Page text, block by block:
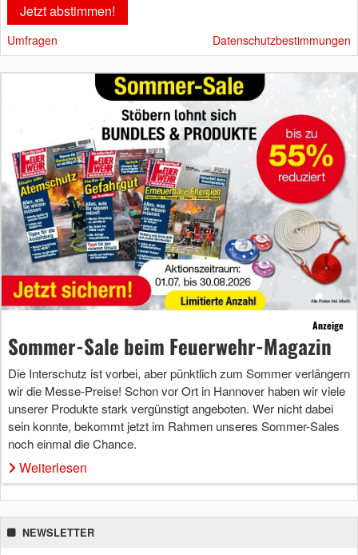
Umfragen Datenschutzbestimmungen
Anzeige
Sommer-Sale beim Feuerwehr-Magazin
Die Interschutz ist vorbei, aber pünktlich zum Sommer verlängern
wir die Messe-Preise! Schon vor Ort in Hannover haben wir viele
unserer Produkte stark vergünstigt angeboten. Wer nicht dabei
sein konnte, bekommt jetzt im Rahmen unseres Sommer-Sales
noch einmal die Chance.
Weiterlesen
NEWSLETTER